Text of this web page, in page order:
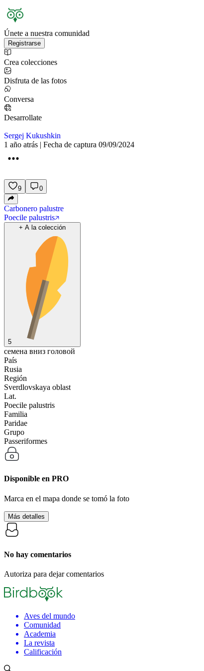
Únete a nuestra comunidad
Registrarse
Crea colecciones
Disfruta de las fotos
Conversa
Desarrollate
Sergej Kukushkin
1 año atrás | Fecha de captura 09/09/2024
9 0
Carbonero palustre
Poecile palustris
+ A la colección
5
семена вниз головой
País
Rusia
Región
Sverdlovskaya oblast
Lat.
Poecile palustris
Familia
Paridae
Grupo
Passeriformes
Disponible en PRO
Marca en el mapa donde se tomó la foto
Más detalles
No hay comentarios
Autoriza para dejar comentarios
Aves del mundo
Comunidad
Academia
La revista
Calificación